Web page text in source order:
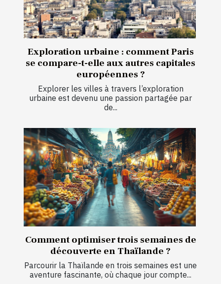
Exploration urbaine : comment Paris
se compare-t-elle aux autres capitales
européennes ?
Explorer les villes à travers l’exploration
urbaine est devenu une passion partagée par
de...
Comment optimiser trois semaines de
découverte en Thaïlande ?
Parcourir la Thaïlande en trois semaines est une
aventure fascinante, où chaque jour compte...